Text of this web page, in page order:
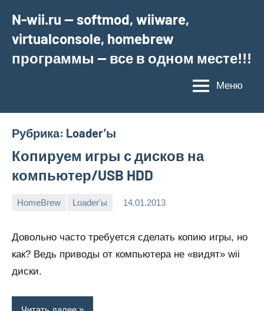
содержимому
N-wii.ru — softmod, wiiware,
virtualconsole, homebrew
программы — все в одном месте!!!
Меню
Рубрика: Loader’ы
Копируем игры с дисков на
компьютер/USB HDD
HomeBrew Loader'ы 14.01.2013
Довольно часто требуется сделать копию игры, но
как? Ведь приводы от компьютера не «видят» wii
диски.